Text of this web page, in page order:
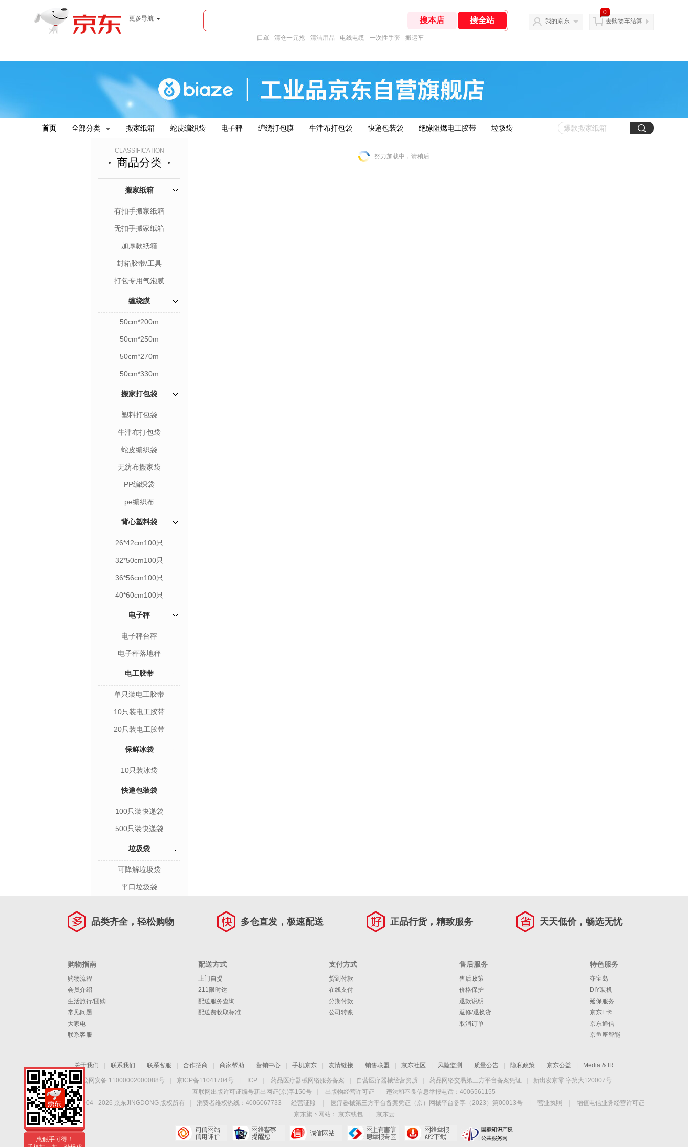
更多导航
口罩 清仓一元抢 清洁用品 电线电缆 一次性手套 搬运车
我的京东
0
去购物车结算
首页 全部分类 搬家纸箱 蛇皮编织袋 电子秤 缠绕打包膜 牛津布打包袋 快递包装袋 绝缘阻燃电工胶带 垃圾袋
CLASSIFICATION
商品分类
搬家纸箱
有扣手搬家纸箱
无扣手搬家纸箱
加厚款纸箱
封箱胶带/工具
打包专用气泡膜
缠绕膜
50cm*200m
50cm*250m
50cm*270m
50cm*330m
搬家打包袋
塑料打包袋
牛津布打包袋
蛇皮编织袋
无纺布搬家袋
PP编织袋
pe编织布
背心塑料袋
26*42cm100只
32*50cm100只
36*56cm100只
40*60cm100只
电子秤
电子秤台秤
电子秤落地秤
电工胶带
单只装电工胶带
10只装电工胶带
20只装电工胶带
保鲜冰袋
10只装冰袋
快递包装袋
100只装快递袋
500只装快递袋
垃圾袋
可降解垃圾袋
平口垃圾袋
努力加载中，请稍后...
品类齐全，轻松购物 多仓直发，极速配送 正品行货，精致服务 天天低价，畅选无忧
购物指南
购物流程
会员介绍
生活旅行/团购
常见问题
大家电
联系客服
配送方式
上门自提
211限时达
配送服务查询
配送费收取标准
支付方式
货到付款
在线支付
分期付款
公司转账
售后服务
售后政策
价格保护
退款说明
返修/退换货
取消订单
特色服务
夺宝岛
DIY装机
延保服务
京东E卡
京东通信
京鱼座智能
关于我们 联系我们 联系客服 合作招商 商家帮助 营销中心 手机京东 友情链接 销售联盟 京东社区 风险监测 质量公告 隐私政策 京东公益 Media & IR
京公网安备 11000002000088号 京ICP备11041704号 ICP 药品医疗器械网络服务备案 自营医疗器械经营资质 药品网络交易第三方平台备案凭证
新出发京零 字第大120007号
互联网出版许可证编号新出网证(京)字150号
出版物经营许可证
违法和不良信息举报电话：4006561155
Copyright © 2004 - 2026 京东JINGDONG 版权所有 消费者维权热线：4006067733 经营证照 医疗器械第三方平台备案凭证（京）网械平台备字（2023）第00013号 营业执照
增值电信业务经营许可证
京东旗下网站：
京东钱包
京东云
手机扫一扫，劲爆优
惠触手可得！
手机扫一扫，劲爆优